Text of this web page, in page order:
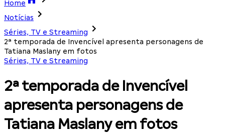
Home
Notícias
Séries, TV e Streaming
2ª temporada de Invencível apresenta personagens de
Tatiana Maslany em fotos
Séries, TV e Streaming
2ª temporada de Invencível
apresenta personagens de
Tatiana Maslany em fotos